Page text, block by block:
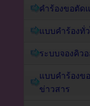
คำร้องขอตัด
แบบคำร้องทั่
ระบบจองคิว
แบบคำร้องข
ข่าวสาร